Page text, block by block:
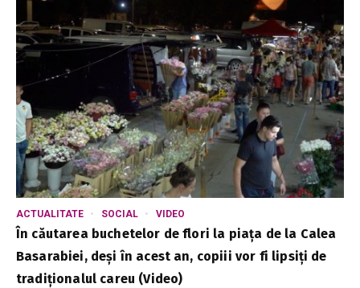
ACTUALITATE SOCIAL VIDEO
În căutarea buchetelor de flori la piața de la Calea
Basarabiei, deși în acest an, copiii vor fi lipsiți de
tradiționalul careu (Video)